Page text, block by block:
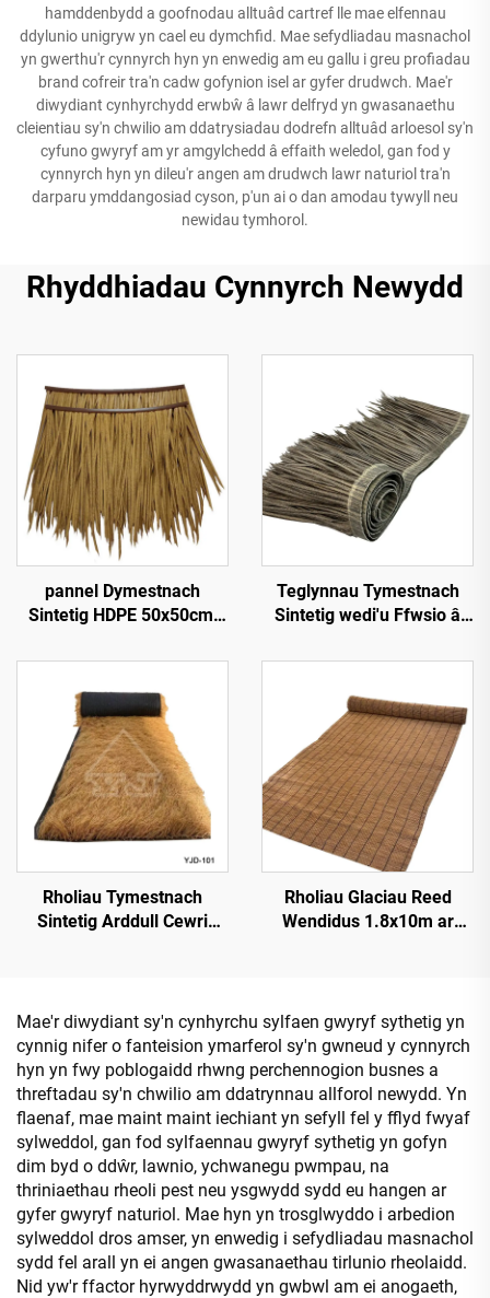
hamddenbydd a goofnodau alltuâd cartref lle mae elfennau
ddylunio unigryw yn cael eu dymchfid. Mae sefydliadau masnachol
yn gwerthu'r cynnyrch hyn yn enwedig am eu gallu i greu profiadau
brand cofreir tra'n cadw gofynion isel ar gyfer drudwch. Mae'r
diwydiant cynhyrchydd erwbŵ â lawr delfryd yn gwasanaethu
cleientiau sy'n chwilio am ddatrysiadau dodrefn alltuâd arloesol sy'n
cyfuno gwyryf am yr amgylchedd â effaith weledol, gan fod y
cynnyrch hyn yn dileu'r angen am drudwch lawr naturiol tra'n
darparu ymddangosiad cyson, p'un ai o dan amodau tywyll neu
newidau tymhorol.
Rhyddhiadau Cynnyrch Newydd
pannel Dymestnach
Sintetig HDPE 50x50cm,
mlynedd ar gyfer Gwestai
Tropicaidd
Teglynnau Tymestnach
Sintetig wedi'u Ffwsio â
Gwell Gwrthsefyll Tân
Rholiau Tymestnach
Sintetig Arddull Cewri
Rholiau Glaciau Reed
Wendidus 1.8x10m ar
Mae'r diwydiant sy'n cynhyrchu sylfaen gwyryf sythetig yn
cynnig nifer o fanteision ymarferol sy'n gwneud y cynnyrch
hyn yn fwy poblogaidd rhwng perchennogion busnes a
threftadau sy'n chwilio am ddatrynnau allforol newydd. Yn
flaenaf, mae maint maint iechiant yn sefyll fel y fflyd fwyaf
sylweddol, gan fod sylfaennau gwyryf sythetig yn gofyn
dim byd o ddŵr, lawnio, ychwanegu pwmpau, na
thriniaethau rheoli pest neu ysgwydd sydd eu hangen ar
gyfer gwyryf naturiol. Mae hyn yn trosglwyddo i arbedion
sylweddol dros amser, yn enwedig i sefydliadau masnachol
sydd fel arall yn ei angen gwasanaethau tirlunio rheolaidd.
Nid yw'r ffactor hyrwyddrwydd yn gwbwl am ei anogaeth,